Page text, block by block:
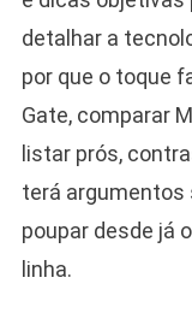
detalhar a
por que o toque
Gate, comparar
listar prós,
terá argumentos
poupar desde já
linha.